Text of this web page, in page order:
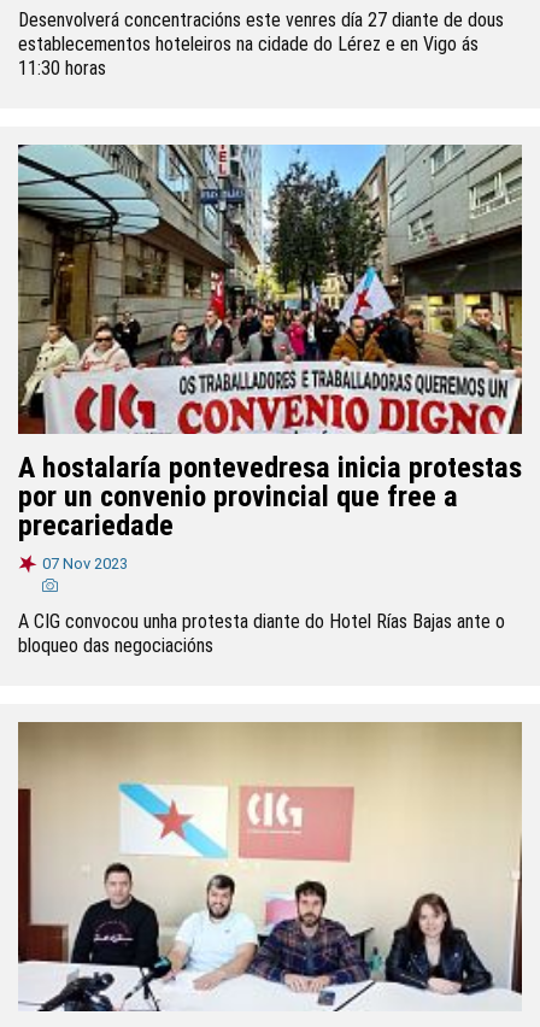
Desenvolverá concentracións este venres día 27 diante de dous
establecementos hoteleiros na cidade do Lérez e en Vigo ás
11:30 horas
A hostalaría pontevedresa inicia protestas
por un convenio provincial que free a
precariedade
07 Nov 2023
A CIG convocou unha protesta diante do Hotel Rías Bajas ante o
bloqueo das negociacións